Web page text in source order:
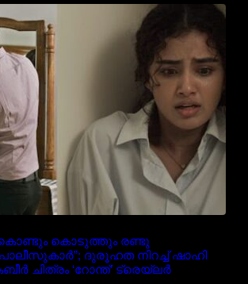
അനുപമ പരമേശ്വരൻ;
ത്രില്ലർ ട്രെയിലർ
കൊടുത്തും രണ്ടു
ദുരൂഹത നിറച്ച് ഷാഹി
ചിത്രം ‘റോന്ത്’ ട്രെയ്‌ലർ